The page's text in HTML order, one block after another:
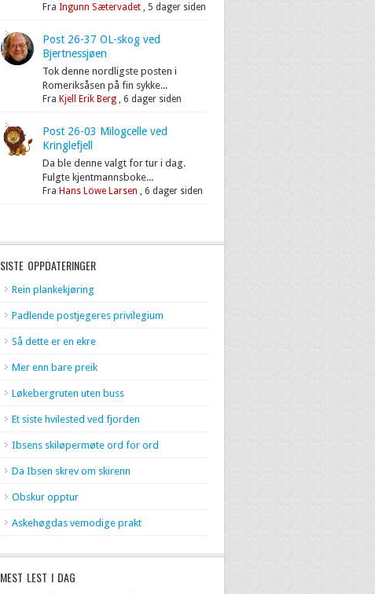
Fra Ingunn Sætervadet, 5 dager siden
Post 26-37 OL-skog ved
Bjertnessjøen
Tok denne nordligste posten i
Romeriksåsen på fin sykke...
Fra Kjell Erik Berg, 6 dager siden
Post 26-03 Milogcelle ved
Kringlefjell
Da ble denne valgt for tur i dag.
Fulgte kjentmannsboke...
Fra Hans Löwe Larsen , 6 dager siden
SISTE OPPDATERINGER
Rein plankekjøring
Padlende postjegeres privilegium
Så dette er en ekre
Mer enn bare preik
Løkebergruten uten buss
Et siste hvilested ved fjorden
Ibsens skiløpermøte ord for ord
Da Ibsen skrev om skirenn
Obskur opptur
Askehøgdas vemodige prakt
MEST LEST I DAG